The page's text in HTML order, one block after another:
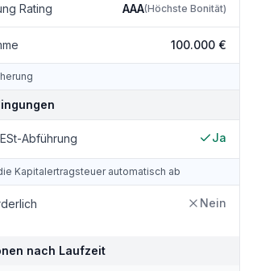
Rating AAA(Höchste Bonität)
100.000 €
Abführung Ja
Kapitalertragsteuer automatisch ab
Nein
nach Laufzeit